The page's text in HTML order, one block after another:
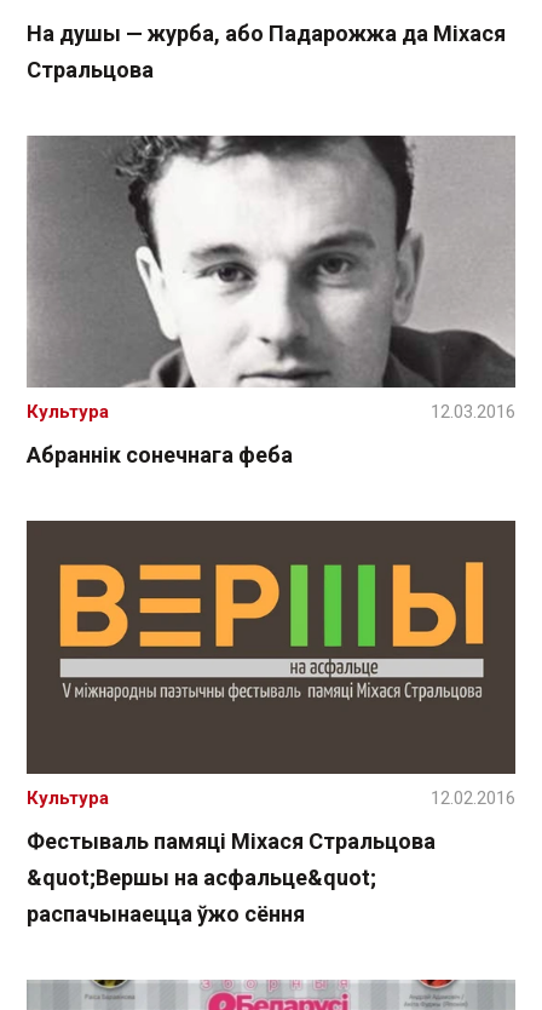
На душы — журба, або Падарожжа да Міхася
Стральцова
Абраннік сонечнага феба
Культура 12.03.2016
Фестываль памяці Міхася Стральцова
&quot;Вершы на асфальце&quot;
распачынаецца ўжо сёння
Культура 12.02.2016